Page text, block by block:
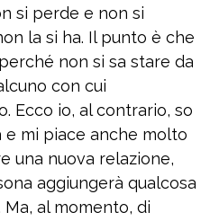
si perde e non si
la si ha. Il punto è che
non si sa stare da
con cui
Ecco io, al contrario, so
e mi piace anche molto
una nuova relazione,
aggiungerà qualcosa
al momento, di